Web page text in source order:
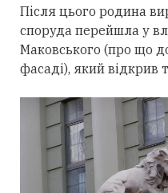
Після цього родина
споруда перейшла у
Маковського (про що
фасаді), який відкрив